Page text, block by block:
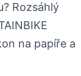
Rozsáhlý
na papíře a